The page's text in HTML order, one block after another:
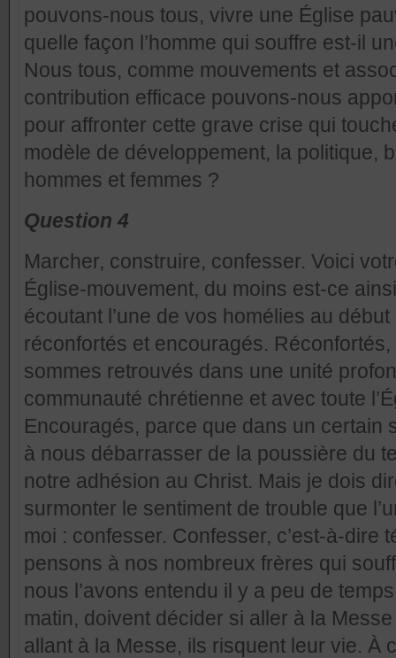
pouvons-nous tous, vivre une Église
quelle façon l’homme qui souffre est-il
Nous tous, comme mouvements et
contribution efficace pouvons-nous
pour affronter cette grave crise qui
modèle de développement, la politique,
hommes et femmes ?
Question 4
Marcher, construire, confesser. Voici
Église-mouvement, du moins est-ce
écoutant l’une de vos homélies au
réconfortés et encouragés.
sommes retrouvés dans une unité
communauté chrétienne et avec toute
Encouragés, parce que dans un certain
à nous débarrasser de la poussière du
notre adhésion au Christ. Mais je dois
surmonter le sentiment de trouble que
moi : confesser. Confesser, c’est-à-dire
pensons à nos nombreux frères qui
nous l’avons entendu il y a peu de
matin, doivent décider si aller à la Messe
allant à la Messe, ils risquent leur vie. À